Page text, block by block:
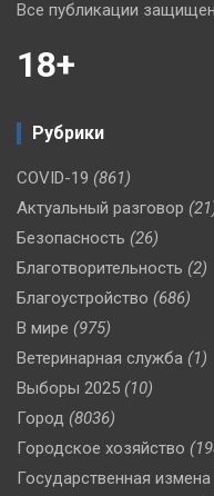
Все публикации
18+
Рубрики
COVID-19 (861)
Актуальный разговор
Безопасность (26)
Благотворительность (2)
Благоустройство (686)
В мире (975)
Ветеринарная служба (1)
Выборы 2025 (10)
Город (8036)
Городское хозяйство
Государственная измена